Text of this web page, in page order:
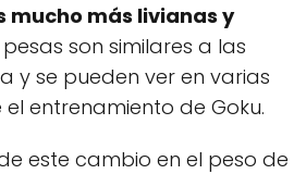
mucho más livianas y
pesas son similares a las
y se pueden ver en varias
entrenamiento de Goku.
este cambio en el peso de